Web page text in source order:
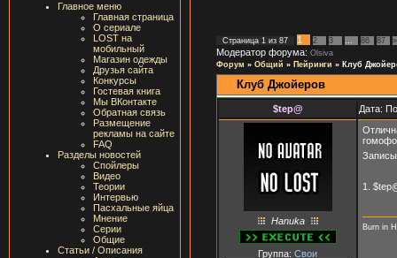
Главное меню
Главная страница
О сериале
LOST на
мобильный
Магазин одежды
Друзья сайта
Конкурсы
Гостевая книга
Мы ВКонтакте
Обратная связь
Размещение
рекламы на сайте
FAQ
Разделы новостей
Спойлеры
Видео
Теории
Интервью
Пасхальные яйца
Мнение
Серии
Общие
Статьи / Описания
Страница 1 из 87 1 2 3 86 87 »
Модератор форума: Olsiva
Форум » Общий » Пейринги » Клуб
Клуб Джойеров
$tep@ Дата:
Hanuka
Группа: Свои
1.
Burn in